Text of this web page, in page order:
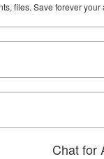
files. Save forever
Chat for